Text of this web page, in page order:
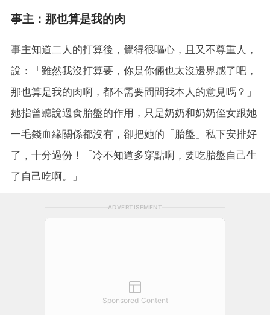
事主：那也算是我的肉
事主知道二人的打算後，覺得很嘔心，且又不尊重人，
說：「雖然我沒打算要，你是你倆也太沒邊界感了吧，
那也算是我的肉啊，都不需要問問我本人的意見嗎？」
她指曾聽說過食胎盤的作用，只是奶奶和奶奶侄女跟她
一毛錢血緣關係都沒有，卻把她的「胎盤」私下安排好
了，十分過份！「冷不知道多穿點啊，要吃胎盤自己生
了自己吃啊。」
ADVERTISEMENT
Sponsored Content